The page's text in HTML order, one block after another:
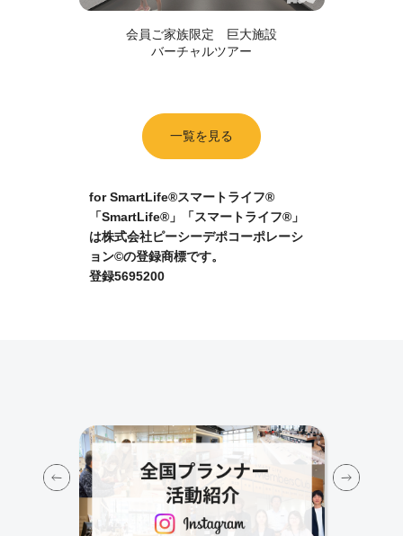
会員ご家族限定 巨大施設
バーチャルツアー
一覧を見る
for SmartLife®スマートライフ®
「SmartLife®」「スマートライフ®」
は株式会社ピーシーデポコーポレーシ
ョン©の登録商標です。
登録5695200
Previous